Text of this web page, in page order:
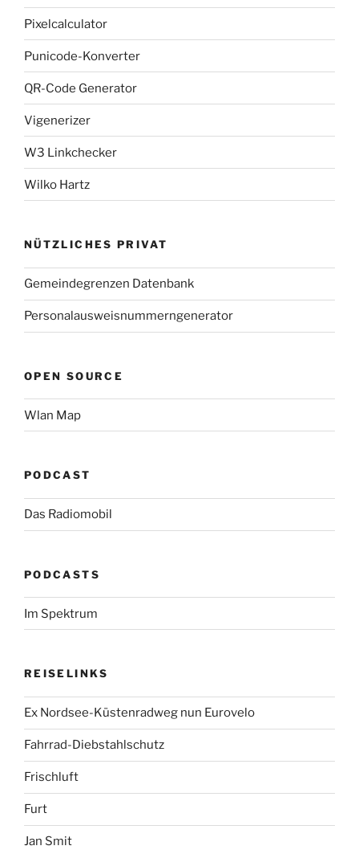
Pixelcalculator
Punicode-Konverter
QR-Code Generator
Vigenerizer
W3 Linkchecker
Wilko Hartz
NÜTZLICHES PRIVAT
Gemeindegrenzen Datenbank
Personalausweisnummerngenerator
OPEN SOURCE
Wlan Map
PODCAST
Das Radiomobil
PODCASTS
Im Spektrum
REISELINKS
Ex Nordsee-Küstenradweg nun Eurovelo
Fahrrad-Diebstahlschutz
Frischluft
Furt
Jan Smit